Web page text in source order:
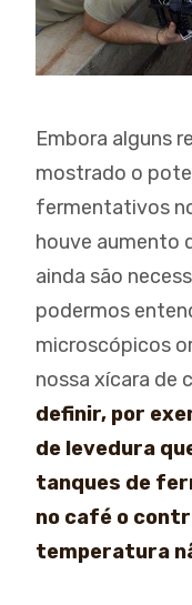
Embora alguns
mostrado o
fermentativos
houve aumento
ainda são
podermos
microscópicos
nossa xícara de
definir, por
de levedura
tanques de
no café o
temperatura